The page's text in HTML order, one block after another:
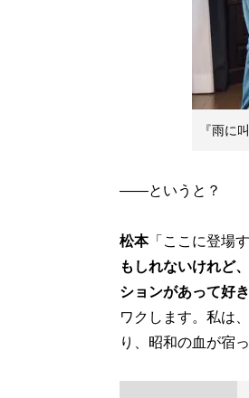
『雨に
――というと？
松本「ここに登場
もしれないけれど
ションがあって好
ワクします。私は
り、昭和の血が宿